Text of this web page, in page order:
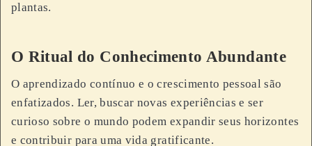
plantas.
O Ritual do Conhecimento Abundante
O aprendizado contínuo e o crescimento pessoal são
enfatizados. Ler, buscar novas experiências e ser
curioso sobre o mundo podem expandir seus horizontes
e contribuir para uma vida gratificante.